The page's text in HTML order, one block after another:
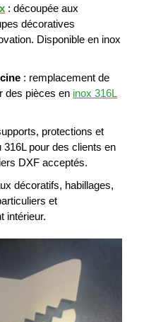
: découpée aux
décoratives
Disponible en inox
: remplacement de
des pièces en inox 316L
protections et
pour des clients en
DXF acceptés.
décoratifs, habillages,
et
intérieur.